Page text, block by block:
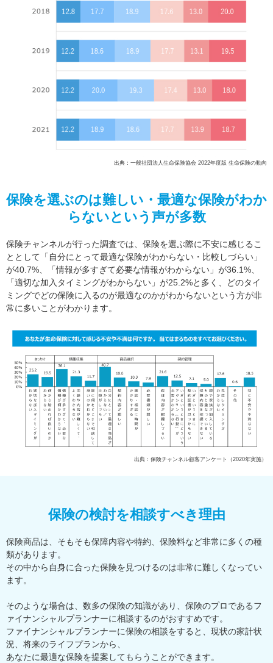
出典：一般社団法人生命保険協会 2022年度版 生命保険の動向
保険を選ぶのは難しい・最適な保険がわか
らないという声が多数
保険チャンネルが行った調査では、保険を選ぶ際に不安に感じるこ
ととして「自分にとって最適な保険がわからない・比較しづらい」
が40.7%、「情報が多すぎて必要な情報がわからない」が36.1%、
「適切な加入タイミングがわからない」が25.2%と多く、どのタイ
ミングでどの保険に入るのが最適なのかがわからないという方が非
常に多いことがわかります。
出典：保険チャンネル顧客アンケート（2020年実施）
保険の検討を相談すべき理由
保険商品は、そもそも保障内容や特約、保険料など非常に多くの種
類があります。
その中から自身に合った保険を見つけるのは非常に難しくなってい
ます。
そのような場合は、数多の保険の知識があり、保険のプロであるフ
ァイナンシャルプランナーに相談するのがおすすめです。
ファイナンシャルプランナーに保険の相談をすると、現状の家計状
況、将来のライフプランから、
あなたに最適な保険を提案してもらうことができます。